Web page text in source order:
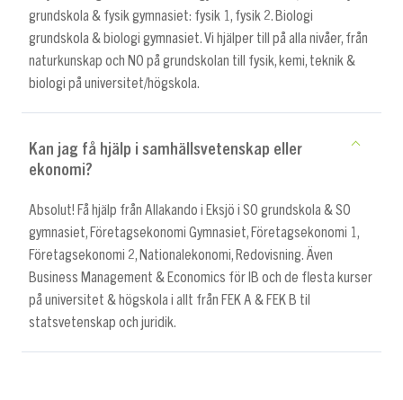
grundskola & fysik gymnasiet: fysik 1, fysik 2. Biologi
grundskola & biologi gymnasiet. Vi hjälper till på alla nivåer, från
naturkunskap och NO på grundskolan till fysik, kemi, teknik &
biologi på universitet/högskola.
Kan jag få hjälp i samhällsvetenskap eller
ekonomi?
Absolut! Få hjälp från Allakando i Eksjö i SO grundskola & SO
gymnasiet, Företagsekonomi Gymnasiet, Företagsekonomi 1,
Företagsekonomi 2, Nationalekonomi, Redovisning. Även
Business Management & Economics för IB och de flesta kurser
på universitet & högskola i allt från FEK A & FEK B til
statsvetenskap och juridik.